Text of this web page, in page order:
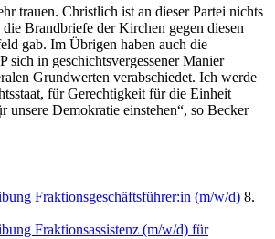
trauen. Christlich ist an dieser Partei nichts
die Brandbriefe der Kirchen gegen diesen
gab. Im Übrigen haben auch die
sich in geschichtsvergessener Manier
Grundwerten verabschiedet. Ich werde
für Gerechtigkeit für die Einheit
unsere Demokratie einstehen“, so Becker
Fraktionsgeschäftsführer:in (m/w/d) 8.
Fraktionsassistenz (m/w/d) für